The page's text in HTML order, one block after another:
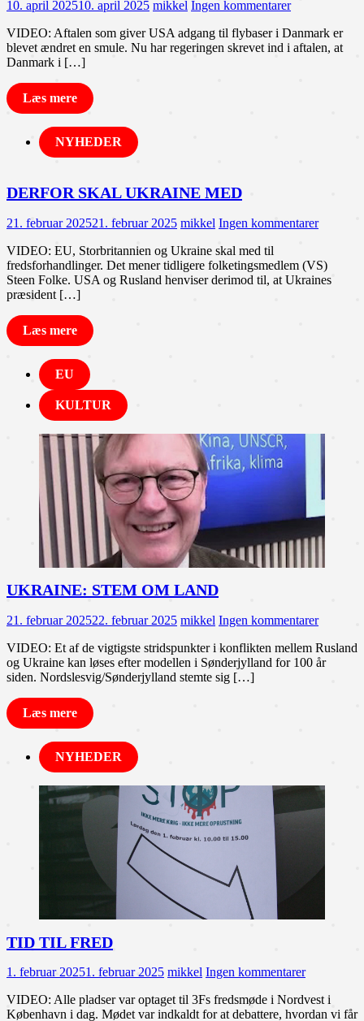
10. april 202510. april 2025 mikkel Ingen kommentarer
VIDEO: Aftalen som giver USA adgang til flybaser i Danmark er
blevet ændret en smule. Nu har regeringen skrevet ind i aftalen, at
Danmark i […]
Læs mere
NYHEDER
DERFOR SKAL UKRAINE MED
21. februar 202521. februar 2025 mikkel Ingen kommentarer
VIDEO: EU, Storbritannien og Ukraine skal med til
fredsforhandlinger. Det mener tidligere folketingsmedlem (VS)
Steen Folke. USA og Rusland henviser derimod til, at Ukraines
præsident […]
Læs mere
EU
KULTUR
UKRAINE: STEM OM LAND
21. februar 202522. februar 2025 mikkel Ingen kommentarer
VIDEO: Et af de vigtigste stridspunkter i konflikten mellem Rusland
og Ukraine kan løses efter modellen i Sønderjylland for 100 år
siden. Nordslesvig/Sønderjylland stemte sig […]
Læs mere
NYHEDER
TID TIL FRED
1. februar 20251. februar 2025 mikkel Ingen kommentarer
VIDEO: Alle pladser var optaget til 3Fs fredsmøde i Nordvest i
København i dag. Mødet var indkaldt for at debattere, hvordan vi får